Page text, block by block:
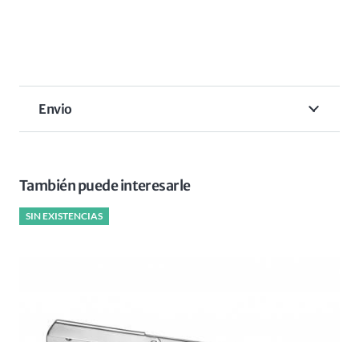
Envio
También puede interesarle
SIN EXISTENCIAS